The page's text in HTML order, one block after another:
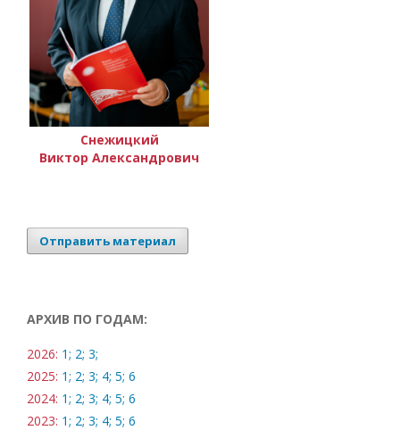
Снежицкий
Виктор Александрович
Отправить материал
АРХИВ ПО ГОДАМ:
2026: 1; 2; 3;
2025: 1; 2; 3; 4; 5; 6
2024: 1; 2; 3; 4; 5; 6
2023: 1; 2; 3; 4; 5; 6